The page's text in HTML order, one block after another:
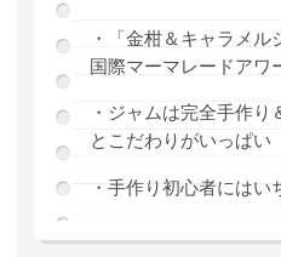
・「金柑＆キャラメ
国際マーマレードアワ
・ジャムは完全手作
とこだわりがいっぱい
・手作り初心者には